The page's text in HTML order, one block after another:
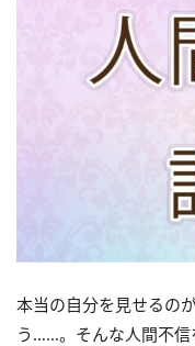
本当の自分を見せるの
う……。そんな人間不